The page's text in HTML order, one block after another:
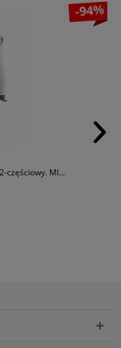
-94%
częściowy. Ml...